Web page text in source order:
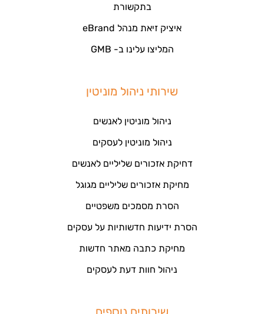
בתקשורת
איציק זיאת מנהל eBrand
המליצו עלינו ב- GMB
שירותי ניהול מוניטין
ניהול מוניטין לאנשים
ניהול מוניטין לעסקים
דחיקת אזכורים שליליים לאנשים
מחיקת אזכורים שליליים מגוגל
הסרת מסמכים משפטיים
הסרת ידיעות חדשותיות על עסקים
מחיקת כתבה מאתר חדשות
ניהול חוות דעת לעסקים